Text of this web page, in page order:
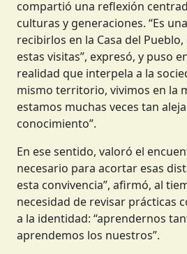
compartió una reflexión
culturas y generaciones. “Es
recibirlos en la Casa del
estas visitas”, expresó, y puso
realidad que interpela a la
mismo territorio, vivimos en la
estamos muchas veces tan
conocimiento”.
En ese sentido, valoró el
necesario para acortar esas
esta convivencia”, afirmó, al
necesidad de revisar prácticas
a la identidad: “aprendernos
aprendemos los nuestros”.